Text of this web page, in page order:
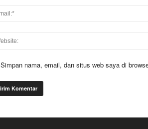
Simpan nama, email, dan situs web saya di